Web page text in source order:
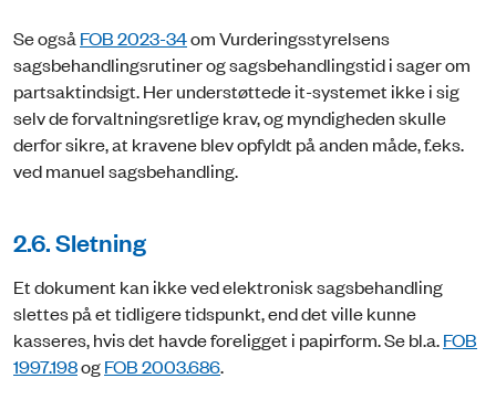
Se også FOB 2023-34om Vurderingsstyrelsens
sagsbehandlingsrutiner og sagsbehandlingstid i sager om
partsaktindsigt. Her understøttede it-systemet ikke i sig
selv de forvaltningsretlige krav, og myndigheden skulle
derfor sikre, at kravene blev opfyldt på anden måde, f.eks.
ved manuel sagsbehandling.
2.6. Sletning
Et dokument kan ikke ved elektronisk sagsbehandling
slettes på et tidligere tidspunkt, end det ville kunne
kasseres, hvis det havde foreligget i papirform. Se bl.a.FOB
1997.198ogFOB 2003.686.